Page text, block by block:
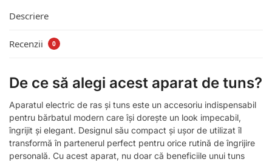
Descriere
Recenzii 0
De ce să alegi acest aparat de tuns?
Aparatul electric de ras și tuns este un accesoriu indispensabil
pentru bărbatul modern care își dorește un look impecabil,
îngrijit și elegant. Designul său compact și ușor de utilizat îl
transformă în partenerul perfect pentru orice rutină de îngrijire
personală. Cu acest aparat, nu doar că beneficiile unui tuns